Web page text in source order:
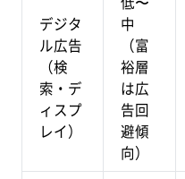
デジタ
ル広告
（検
索・デ
ィスプ
レイ）
中
（富
裕層
は広
告回
避傾
向）